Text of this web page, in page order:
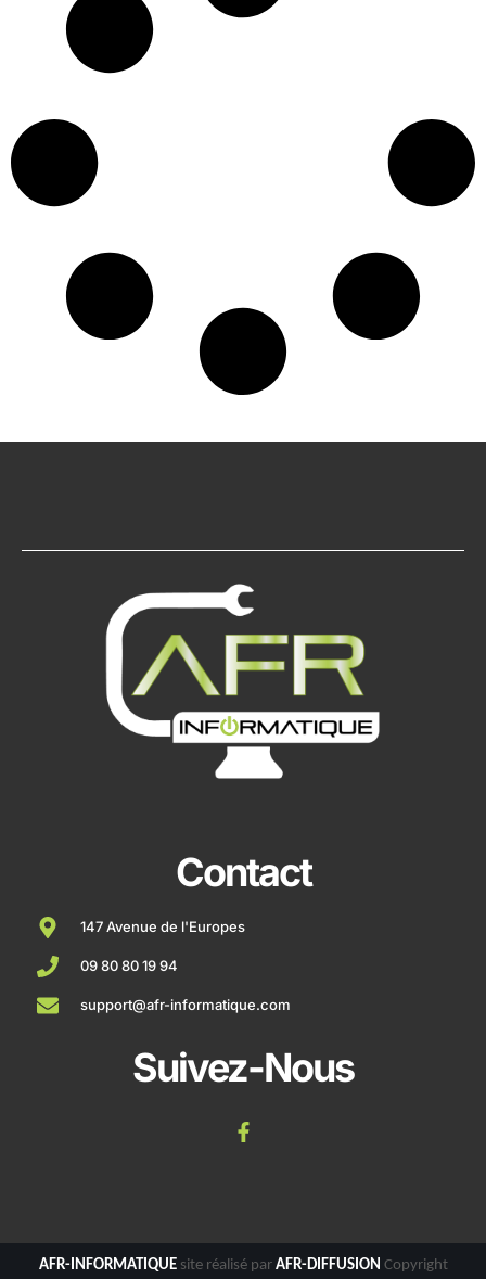
Contact
147 Avenue de l'Europes
09 80 80 19 94
support@afr-informatique.com
Suivez-Nous
AFR-INFORMATIQUEsite réalisé par AFR-DIFFUSION Copyright